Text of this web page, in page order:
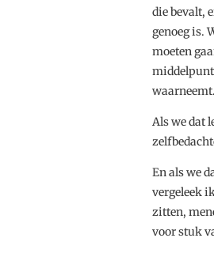
die bevalt,
genoeg is.
moeten
middelpunt
Als we dat
En als we
vergeleek
zitten,
voor stuk